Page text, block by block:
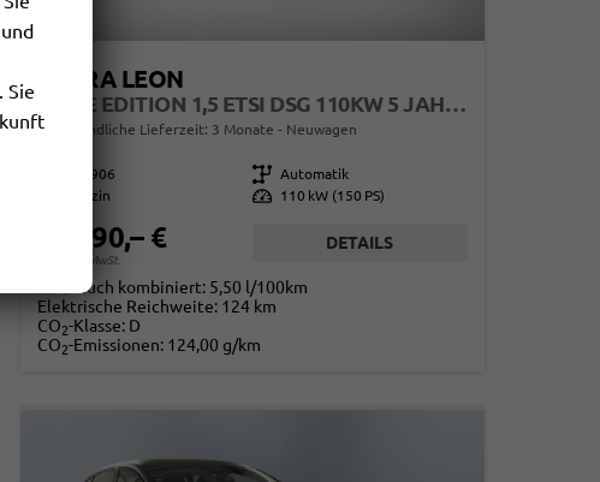
CUPRA LEON
TRIBE EDITION 1,5 ETSI DSG 110KW 5 JAHRE MJ27
unverbindliche Lieferzeit: 3 Monate Neuwagen
862906 Getriebe Automatik
Benzin Leistung 110 kW (150 PS)
34.190,– €
incl. 19% MwSt.
DETAILS
Verbrauch kombiniert: 5,50 l/100km
Elektrische Reichweite: 124 km
CO2-Klasse: D
CO2-Emissionen: 124,00 g/km
Sie